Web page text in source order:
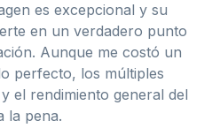
es excepcional y su
en un verdadero punto
Aunque me costó un
perfecto, los múltiples
el rendimiento general del
la pena.